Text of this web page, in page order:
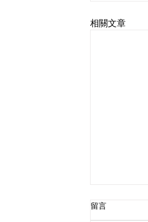
相關文章
留言